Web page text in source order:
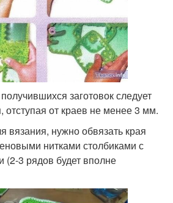
заготовок следует
отступая от краев не менее 3 мм.
вязания, нужно обвязать края
нитками столбиками с
3 рядов будет вполне